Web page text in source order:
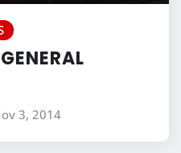
3, 2014